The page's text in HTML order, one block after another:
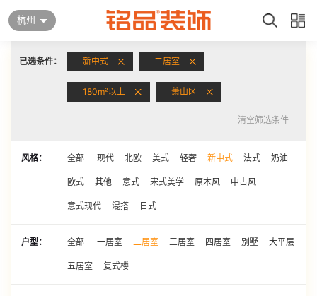
杭州
已选条件： 新中式 二居室
180m²以上 萧山区
清空筛选条件
风格： 全部 现代 北欧 美式 轻奢 新中式 法式 奶油
欧式 其他 意式 宋式美学 原木风 中古风
意式现代 混搭 日式
户型： 全部 一居室 二居室 三居室 四居室 别墅 大平层
五居室 复式楼